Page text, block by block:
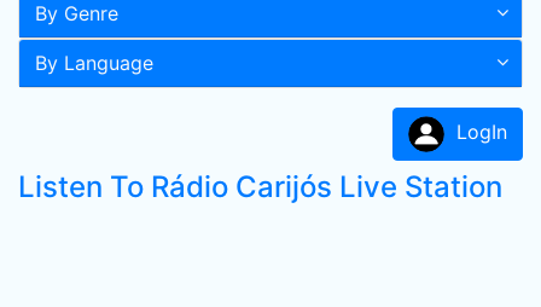
By Genre
By Language
LogIn
Listen To Rádio Carijós Live Station